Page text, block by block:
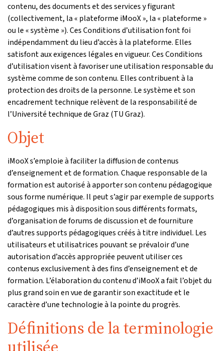
contenu, des documents et des services y figurant
(collectivement, la « plateforme iMooX », la « plateforme »
ou le « système »). Ces Conditions d’utilisation font foi
indépendamment du lieu d’accès à la plateforme. Elles
satisfont aux exigences légales en vigueur. Ces Conditions
d’utilisation visent à favoriser une utilisation responsable du
système comme de son contenu. Elles contribuent à la
protection des droits de la personne. Le système et son
encadrement technique relèvent de la responsabilité de
l’Université technique de Graz (TU Graz).
Objet
iMooX s’emploie à faciliter la diffusion de contenus
d’enseignement et de formation. Chaque responsable de la
formation est autorisé à apporter son contenu pédagogique
sous forme numérique. Il peut s’agir par exemple de supports
pédagogiques mis à disposition sous différents formats,
d’organisation de forums de discussion et de fourniture
d’autres supports pédagogiques créés à titre individuel. Les
utilisateurs et utilisatrices pouvant se prévaloir d’une
autorisation d’accès appropriée peuvent utiliser ces
contenus exclusivement à des fins d’enseignement et de
formation. L’élaboration du contenu d’iMooX a fait l’objet du
plus grand soin en vue de garantir son exactitude et le
caractère d’une technologie à la pointe du progrès.
Définitions de la terminologie